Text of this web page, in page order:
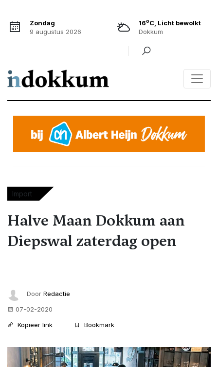
Zondag
9 augustus 2026
16oC, Licht bewolkt
Dokkum
Import
Halve Maan Dokkum aan
Diepswal zaterdag open
Door Redactie
07-02-2020
Kopieer link
Bookmark